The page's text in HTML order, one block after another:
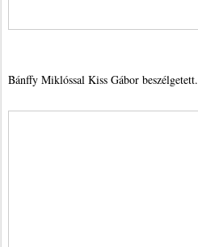
Bánffy Miklóssal Kiss Gábor beszélgetett.